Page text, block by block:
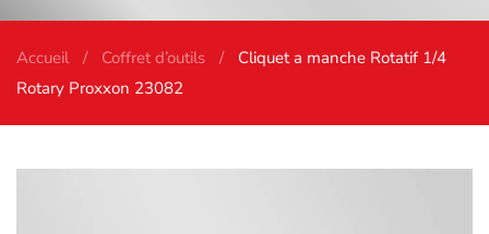
Accueil Coffret d’outils
Cliquet a manche Rotatif 1/4
Rotary Proxxon 23082